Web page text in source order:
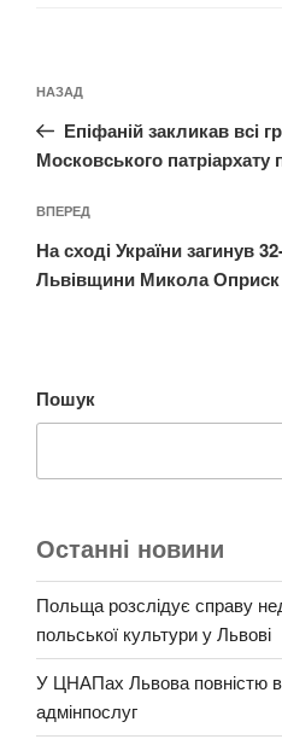
записів
Попередній
запис:
НАЗАД
Епіфаній закликав всі
Московського
Наступний
запис
ВПЕРЕД
На сході України загинув
Львівщини Микола Оприск
Пошук
Останні новини
Польща розслідує справу
польської культури у Львові
У ЦНАПах Львова повністю
адмінпослуг